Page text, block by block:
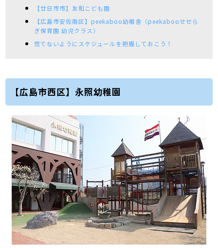
【廿日市市】友和こども園
【広島市安佐南区】peekaboo幼稚舎（peekabooせせら
ぎ保育園 幼児クラス）
慌てないようにスケジュールを把握しておこう！
【広島市西区】永照幼稚園